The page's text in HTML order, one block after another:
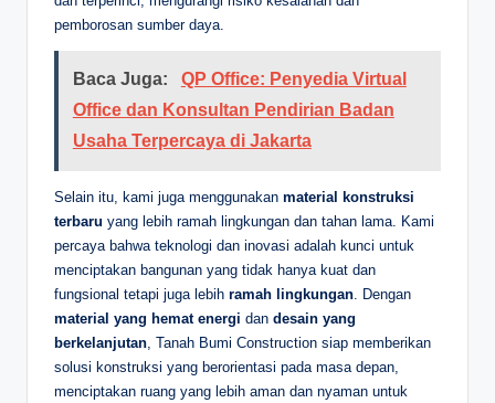
pemborosan sumber daya.
Baca Juga:
QP Office: Penyedia Virtual
Office dan Konsultan Pendirian Badan
Usaha Terpercaya di Jakarta
Selain itu, kami juga menggunakan material konstruksi
terbaru yang lebih ramah lingkungan dan tahan lama. Kami
percaya bahwa teknologi dan inovasi adalah kunci untuk
menciptakan bangunan yang tidak hanya kuat dan
fungsional tetapi juga lebih ramah lingkungan. Dengan
material yang hemat energi dan desain yang
berkelanjutan, Tanah Bumi Construction siap memberikan
solusi konstruksi yang berorientasi pada masa depan,
menciptakan ruang yang lebih aman dan nyaman untuk